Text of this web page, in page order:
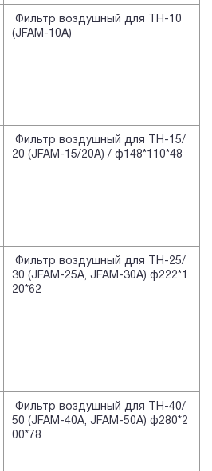
Фильтр воздушный для TH-10
(JFAM-10A)
Фильтр воздушный для TH-15/
20 (JFAM-15/20A) / ф148*110*48
Фильтр воздушный для TH-25/
30 (JFAM-25A, JFAM-30A) ф222*1
20*62
Фильтр воздушный для TH-40/
50 (JFAM-40A, JFAM-50A) ф280*2
00*78